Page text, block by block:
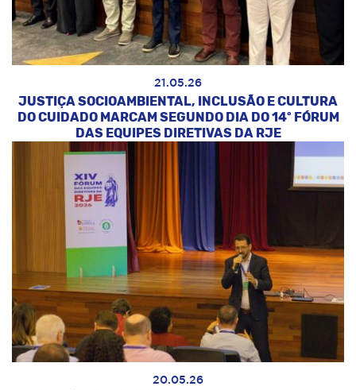
21.05.26
JUSTIÇA SOCIOAMBIENTAL, INCLUSÃO E CULTURA
DO CUIDADO MARCAM SEGUNDO DIA DO 14º FÓRUM
DAS EQUIPES DIRETIVAS DA RJE
20.05.26